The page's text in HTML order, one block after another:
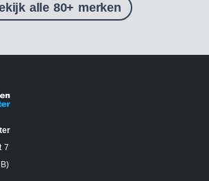
alle 80+ merken
7